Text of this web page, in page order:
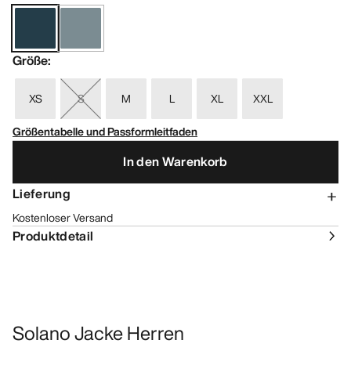
Größe:
XS S M L XL
XXL
Größentabelle und Passformleitfaden
In den Warenkorb
Lieferung
Kostenloser Versand
Produktdetail
Solano Jacke Herren